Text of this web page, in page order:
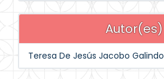
Autor(es)
Teresa De Jesús Jacobo Galindo